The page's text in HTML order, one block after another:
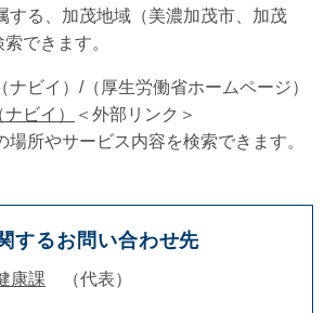
する、加茂地域（美濃加茂市、加茂
できます。
ナビイ）/（厚生労働省ホームページ）
ビイ）
＜外部リンク＞
所やサービス内容を検索できます。
するお問い合わせ先
康課
代表